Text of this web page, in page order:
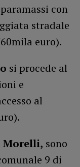
con
stradale
euro).
si procede al
e
al
Morelli, sono
9 di